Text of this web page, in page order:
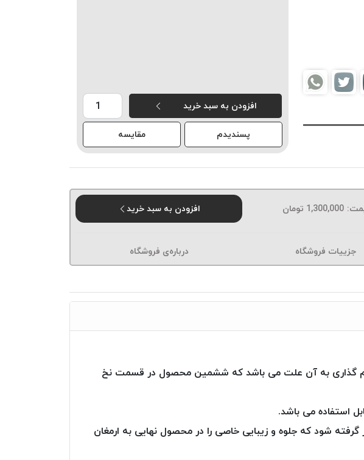
افزودن به سبد خرید
پسندیدم
مقایسه
1,300,000 تومان
افزودن به سبد خرید
جزییات فروشگاه درباره‌ی فروشگاه
نام گذاری به آن علت می باشد که ششمین محصول در قسمت نخ
استفاده می باشد.
شود که جلوه و زیبایی خاصی را در محصول نهایی به ارمغان